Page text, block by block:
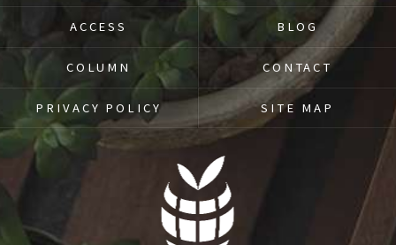
ACCESS BLOG
COLUMN CONTACT
PRIVACY POLICY SITE MAP